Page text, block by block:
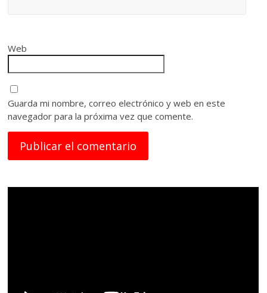
Web
Guarda mi nombre, correo electrónico y web en este
navegador para la próxima vez que comente.